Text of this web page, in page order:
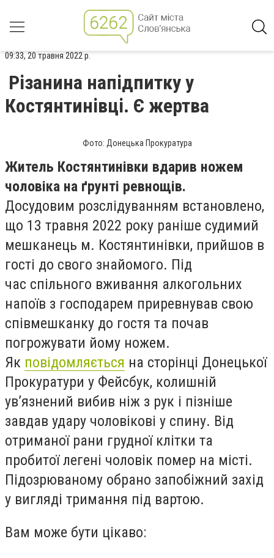
09:33, 20 травня 2022 р.
Різанина напідпитку у
Костянтинівці. Є жертва
Фото: Донецька Прокуратура
Житель Костянтинівки вдарив ножем
чоловіка на ґрунті ревнощів.
Досудовим розслідуванням встановлено,
що 13 травня 2022 року раніше судимий
мешканець м. Костянтинівки, прийшов в
гості до свого знайомого. Під
час спільного вживання алкогольних
напоїв з господарем приревнував свою
співмешканку до гостя та почав
погрожувати йому ножем.
Як повідомляється на сторінці Донецької
Прокуратури у Фейсбук, колишній
ув’язнений вибив ніж з рук і пізніше
завдав удару чоловікові у спину. Від
отриманої рани грудної клітки та
пробитої легені чоловік помер на місті.
Підозрюваному обрано запобіжний захід
у вигляді тримання під вартою.
Вам може бути цікаво: